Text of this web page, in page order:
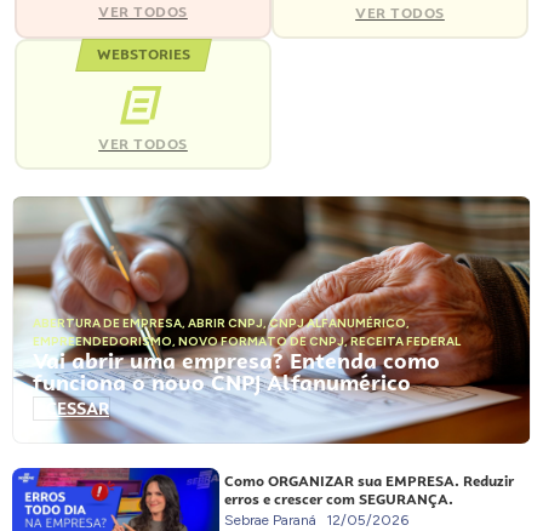
VER TODOS VER TODOS
WEBSTORIES
VER TODOS
ABERTURA DE EMPRESA, ABRIR CNPJ,CNPJ ALFANUMÉRICO,
EMPREENDEDORISMO, NOVO FORMATO DE CNPJ,RECEITA FEDERAL
Vai abrir uma empresa? Entenda como
funciona o novo CNPJ Alfanumérico
ACESSAR
Como ORGANIZAR sua EMPRESA. Reduzir
erros e crescer com SEGURANÇA.
Sebrae Paraná 12/05/2026